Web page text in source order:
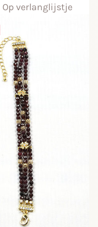
Op verlanglijstje